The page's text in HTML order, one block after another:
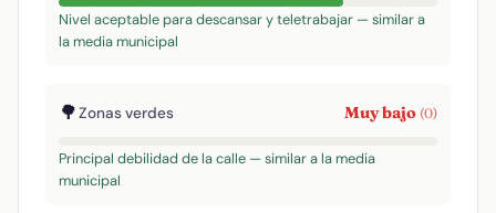
Nivel aceptable para descansar y teletrabajar — similar a
la media municipal
🌳Zonas verdes Muy bajo (0)
Principal debilidad de la calle — similar a la media
municipal